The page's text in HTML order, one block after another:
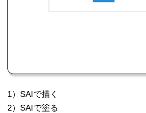
1）SAIで描く
2）SAIで塗る